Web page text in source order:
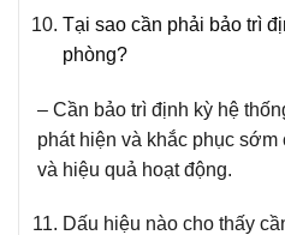
Tại sao cần phải bảo trì
phòng?
– Cần bảo trì định kỳ hệ
phát hiện và khắc phục sớm
và hiệu quả hoạt động.
Dấu hiệu nào cho thấy